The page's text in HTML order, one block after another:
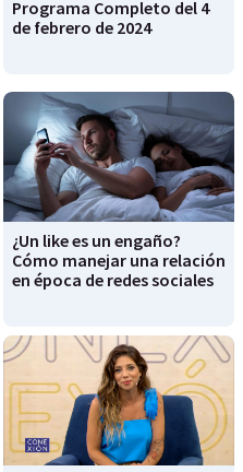
Programa Completo del 4
de febrero de 2024
¿Un like es un engaño?
Cómo manejar una relación
en época de redes sociales